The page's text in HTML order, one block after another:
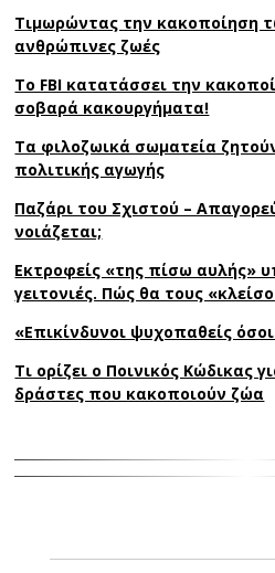
Τιμωρώντας την κακοποίηση
ανθρώπινες ζωές
Το FBI κατατάσσει την
σοβαρά κακουργήματα!
Τα φιλοζωικά σωματεία
πολιτικής αγωγής
Παζάρι του Σχιστού –
νοιάζεται;
Εκτροφείς «της πίσω αυλής»
γειτονιές. Πώς θα τους
«Επικίνδυνοι ψυχοπαθείς
Τι ορίζει ο Ποινικός Κώδικας
δράστες που κακοποιούν ζώα